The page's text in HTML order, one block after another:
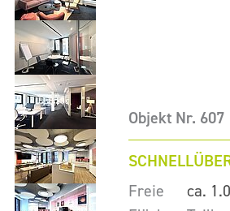
Objekt Nr. 607
Freie
ca.